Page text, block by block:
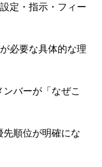
定・指示・フィー
必要な具体的な理
バーが「なぜこ
順位が明確にな